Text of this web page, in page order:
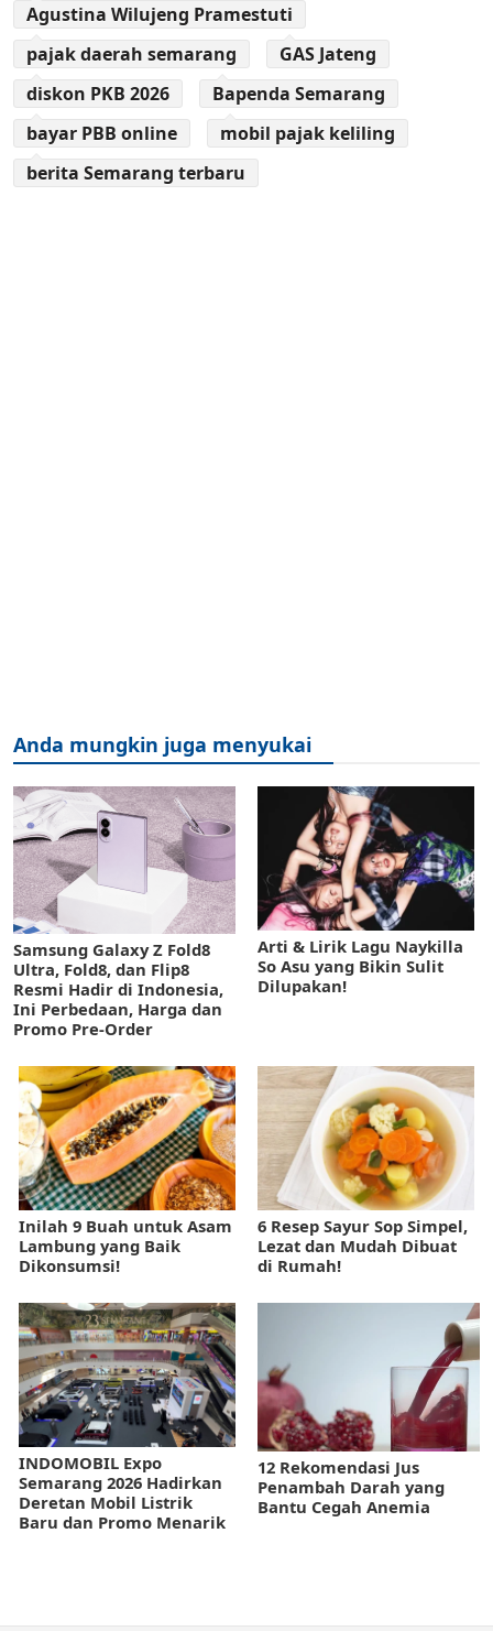
Agustina Wilujeng Pramestuti
pajak daerah semarang
GAS Jateng
diskon PKB 2026
Bapenda Semarang
bayar PBB online
mobil pajak keliling
berita Semarang terbaru
Anda mungkin juga menyukai
Samsung Galaxy Z Fold8
Ultra, Fold8, dan Flip8
Resmi Hadir di Indonesia,
Ini Perbedaan, Harga dan
Promo Pre-Order
Arti & Lirik Lagu Naykilla
So Asu yang Bikin Sulit
Dilupakan!
Inilah 9 Buah untuk Asam
Lambung yang Baik
Dikonsumsi!
6 Resep Sayur Sop Simpel,
Lezat dan Mudah Dibuat
di Rumah!
INDOMOBIL Expo
Semarang 2026 Hadirkan
Deretan Mobil Listrik
Baru dan Promo Menarik
12 Rekomendasi Jus
Penambah Darah yang
Bantu Cegah Anemia